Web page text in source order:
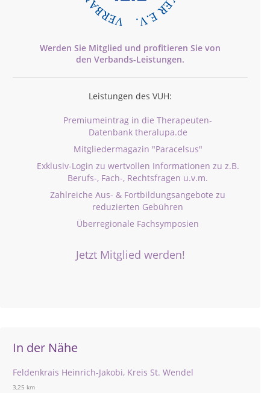
Werden Sie Mitglied und profitieren Sie von
den Verbands-Leistungen.
Leistungen des VUH:
Premiumeintrag in die Therapeuten-
Datenbank theralupa.de
Mitgliedermagazin "Paracelsus"
Exklusiv-Login zu wertvollen Informationen zu z.B.
Berufs-, Fach-, Rechtsfragen u.v.m.
Zahlreiche Aus- & Fortbildungsangebote zu
reduzierten Gebühren
Überregionale Fachsymposien
Jetzt Mitglied werden!
In der Nähe
Feldenkrais Heinrich-Jakobi, Kreis St. Wendel
3,25 km